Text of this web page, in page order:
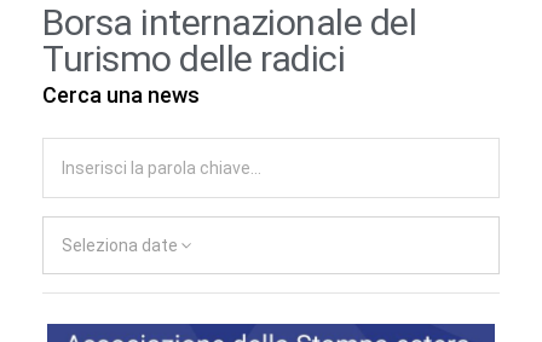
Borsa internazionale del
Turismo delle radici
Cerca una news
Seleziona date